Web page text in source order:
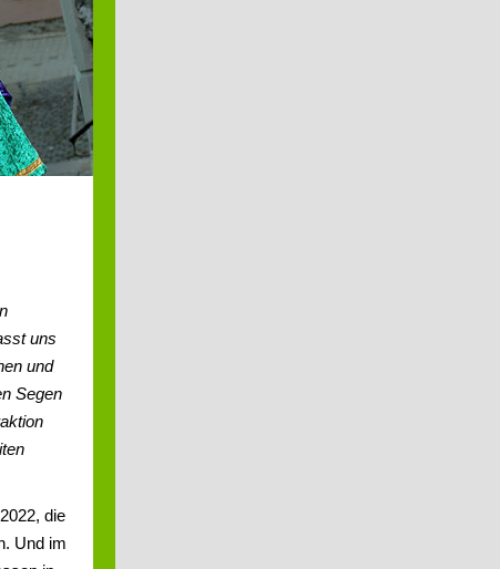
uns
und
Segen
die
Und im